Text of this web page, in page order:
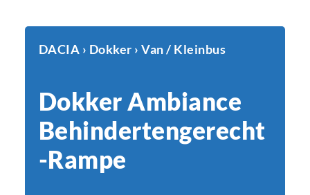
DACIA › Dokker › Van / Kleinbus
Dokker Ambiance
Behindertengerecht
-Rampe